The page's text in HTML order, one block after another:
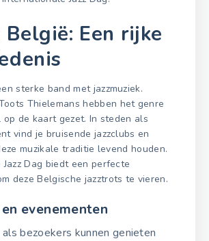
België: Een rijke
sterke band met jazzmuziek.
Thielemans hebben het genre
de kaart gezet. In steden als
vind je bruisende jazzclubs en
muzikale traditie levend houden.
Dag biedt een perfecte
deze Belgische jazztrots te vieren.
evenementen
bezoekers kunnen genieten